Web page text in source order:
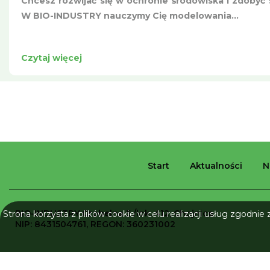
W BIO-INDUSTRY nauczymy Cię modelowania...
Czytaj więcej
Start Aktualności
BIO-INDUSTRYGrobelna 5 /lok. 412, Chojnice
NIP: 8431504761, REGON: 360231002
Strona korzysta z plików cookie w celu realizacji usług zgodnie